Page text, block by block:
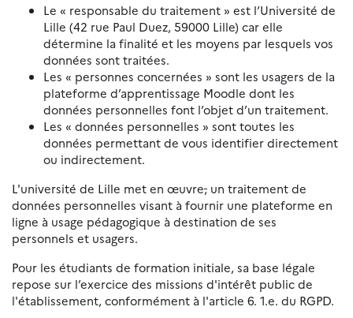
Le « responsable du traitement » est l’Université de
Lille (42 rue Paul Duez, 59000 Lille) car elle
détermine la finalité et les moyens par lesquels vos
données sont traitées.
Les « personnes concernées » sont les usagers de la
plateforme d’apprentissage Moodle dont les
données personnelles font l’objet d’un traitement.
Les « données personnelles » sont toutes les
données permettant de vous identifier directement
ou indirectement.
L'université de Lille met en œuvre, un traitement de
données personnelles visant à fournir une plateforme en
ligne à usage pédagogique à destination de ses
personnels et usagers.
Pour les étudiants de formation initiale, sa base légale
repose sur l’exercice des missions d'intérêt public de
l'établissement, conformément à l'article 6. 1.e. du RGPD.